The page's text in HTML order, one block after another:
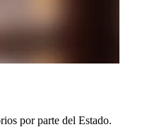
por parte del Estado.